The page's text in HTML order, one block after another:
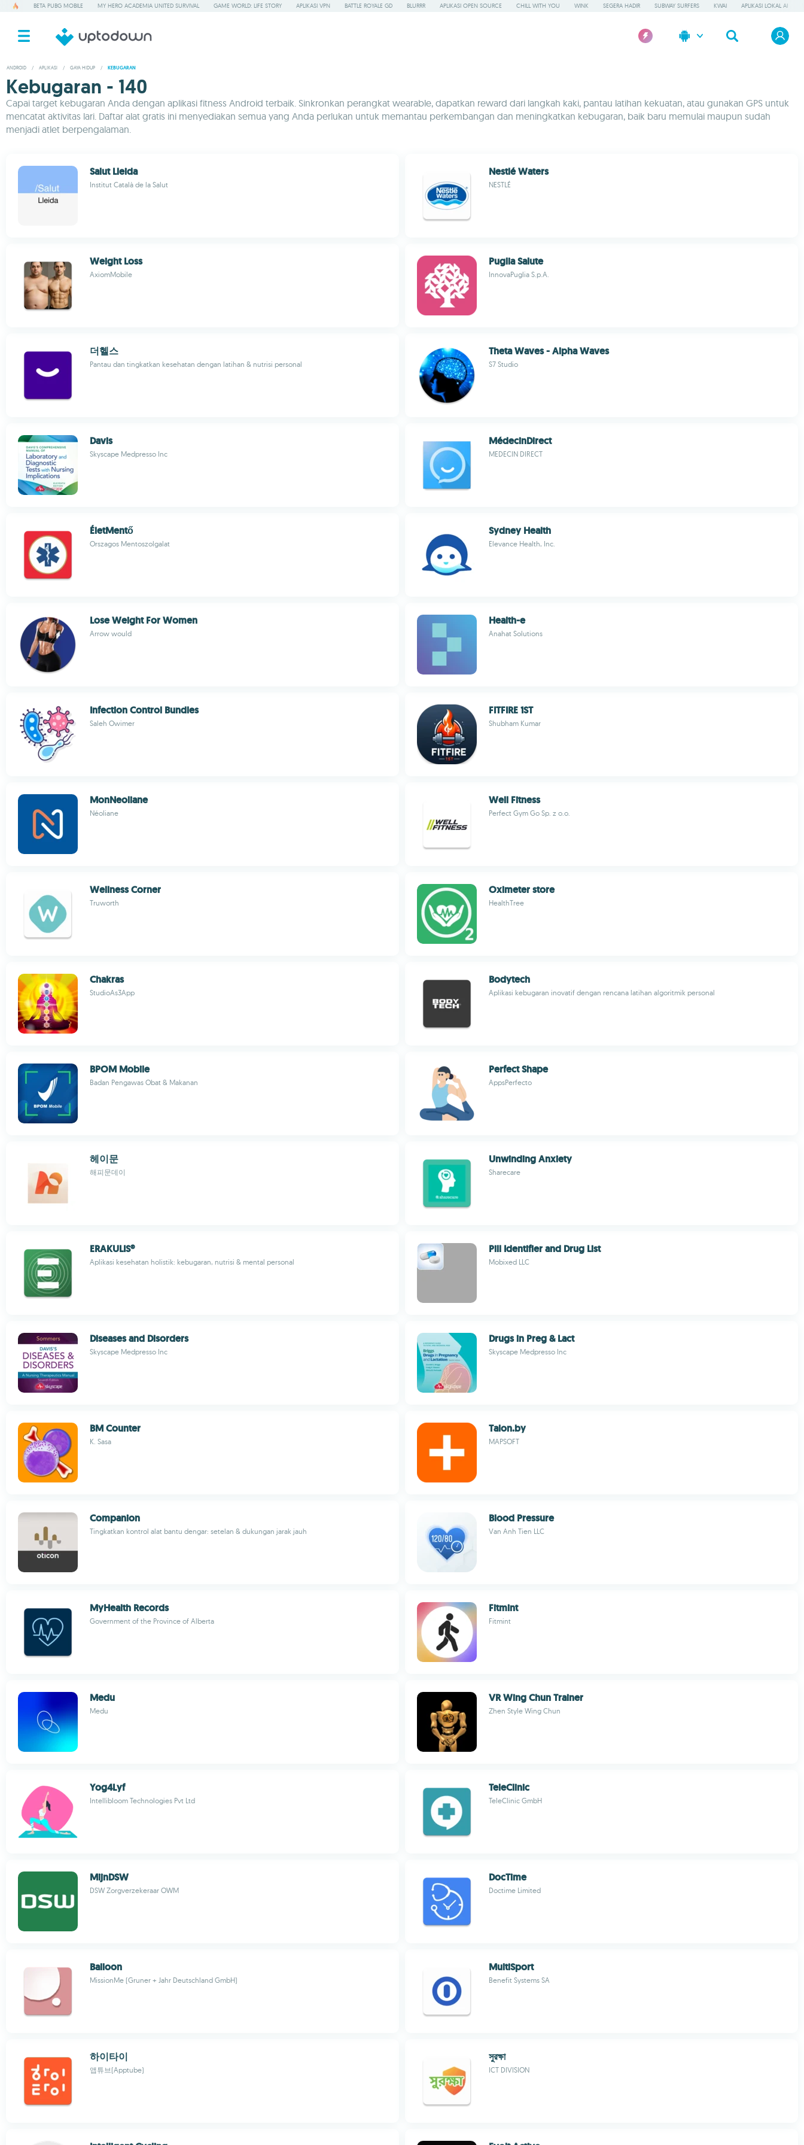
BETA PUBG MOBILE MY HERO ACADEMIA UNITED SURVIVAL GAME WORLD: LIFE STORY APLIKASI VPN BATTLE ROYALE GD BLURRR APLIKASI OPEN SOURCE CHILL WITH YOU WINK SEGERA HADIR SUBWAY SURFERS KWAI APLIKASI LOKAL AI
ANDROID / APLIKASI / GAYA HIDUP / KEBUGARAN
Kebugaran - 140
Capai target kebugaran Anda dengan aplikasi fitness Android terbaik. Sinkronkan perangkat wearable, dapatkan reward dari langkah kaki, pantau latihan kekuatan, atau gunakan GPS untuk
mencatat aktivitas lari. Daftar alat gratis ini menyediakan semua yang Anda perlukan untuk memantau perkembangan dan meningkatkan kebugaran, baik baru memulai maupun sudah
menjadi atlet berpengalaman.
Salut Lleida
Institut Català de la Salut
Nestlé Waters
NESTLÉ
Weight Loss
AxiomMobile
Puglia Salute
InnovaPuglia S.p.A.
더헬스
Pantau dan tingkatkan kesehatan dengan latihan & nutrisi personal
Theta Waves - Alpha Waves
S7 Studio
Davis
Skyscape Medpresso Inc
MédecinDirect
MEDECIN DIRECT
ÉletMentő
Orszagos Mentoszolgalat
Sydney Health
Elevance Health, Inc.
Lose Weight For Women
Arrow would
Health-e
Anahat Solutions
Infection Control Bundles
Saleh Owimer
FITFIRE 1ST
Shubham Kumar
MonNeoliane
Néoliane
Well Fitness
Perfect Gym Go Sp. z o.o.
Wellness Corner
Truworth
Oximeter store
HealthTree
Chakras
StudioAs3App
Bodytech
Aplikasi kebugaran inovatif dengan rencana latihan algoritmik personal
BPOM Mobile
Badan Pengawas Obat & Makanan
Perfect Shape
AppsPerfecto
헤이문
해피문데이
Unwinding Anxiety
Sharecare
ERAKULIS®
Aplikasi kesehatan holistik: kebugaran, nutrisi & mental personal
Pill Identifier and Drug List
Mobixed LLC
Diseases and Disorders
Skyscape Medpresso Inc
Drugs in Preg & Lact
Skyscape Medpresso Inc
BM Counter
K. Sasa
Talon.by
MAPSOFT
Companion
Tingkatkan kontrol alat bantu dengar: setelan & dukungan jarak jauh
Blood Pressure
Van Anh Tien LLC
MyHealth Records
Government of the Province of Alberta
Fitmint
Fitmint
Medu
Medu
VR Wing Chun Trainer
Zhen Style Wing Chun
Yog4Lyf
Intellibloom Technologies Pvt Ltd
TeleClinic
TeleClinic GmbH
MijnDSW
DSW Zorgverzekeraar OWM
DocTime
Doctime Limited
Balloon
MissionMe (Gruner + Jahr Deutschland GmbH)
MultiSport
Benefit Systems SA
하이타이
앱튜브(Apptube)
সুরক্ষা
ICT DIVISION